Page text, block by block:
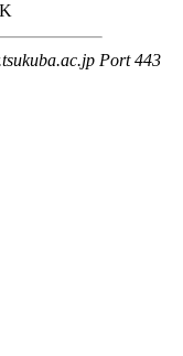
Port 443